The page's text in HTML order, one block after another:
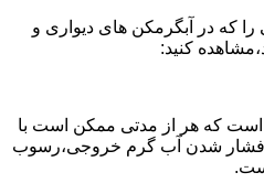
را که در آبگرمکن های دیواری و
کنید:
که هر از مدتی ممکن است با
فشار شدن آب گرم خروجی،رسوب